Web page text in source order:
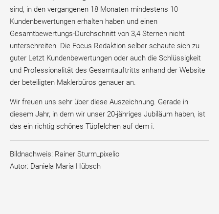
sind, in den vergangenen 18 Monaten mindestens 10
Kundenbewertungen erhalten haben und einen
Gesamtbewertungs-Durchschnitt von 3,4 Sternen nicht
unterschreiten. Die Focus Redaktion selber schaute sich zu
guter Letzt Kundenbewertungen oder auch die Schlüssigkeit
und Professionalität des Gesamtauftritts anhand der Website
der beteiligten Maklerbüros genauer an.
Wir freuen uns sehr über diese Auszeichnung. Gerade in
diesem Jahr, in dem wir unser 20-jähriges Jubiläum haben, ist
das ein richtig schönes Tüpfelchen auf dem i.
Bildnachweis: Rainer Sturm_pixelio
Autor: Daniela Maria Hübsch